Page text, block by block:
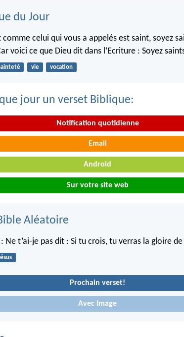
du Jour
celui qui vous a appelés est saint, soyez
voici ce que Dieu dit dans l’Ecriture : Soyez
vie vocation
jour un verset Biblique:
Notification quotidienne
Email
Android
Sur votre site web
Aléatoire
Ne t’ai-je pas dit : Si tu crois, tu verras la gloire de
Prochain verset!
Avec Image